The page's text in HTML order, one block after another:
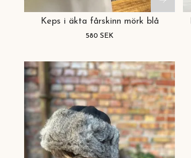
Keps i äkta fårskinn mörk blå
580 SEK